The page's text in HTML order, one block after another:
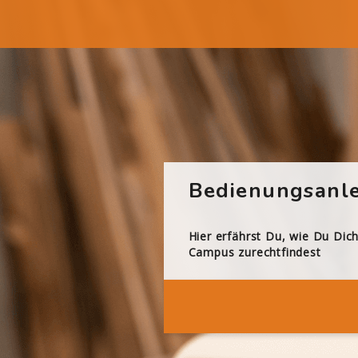
Hier erfährst Du, wie Du
Campus zurechtfindest